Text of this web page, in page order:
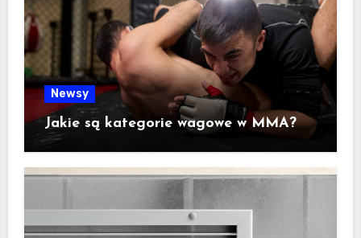
Newsy
Jakie są kategorie wagowe w MMA?